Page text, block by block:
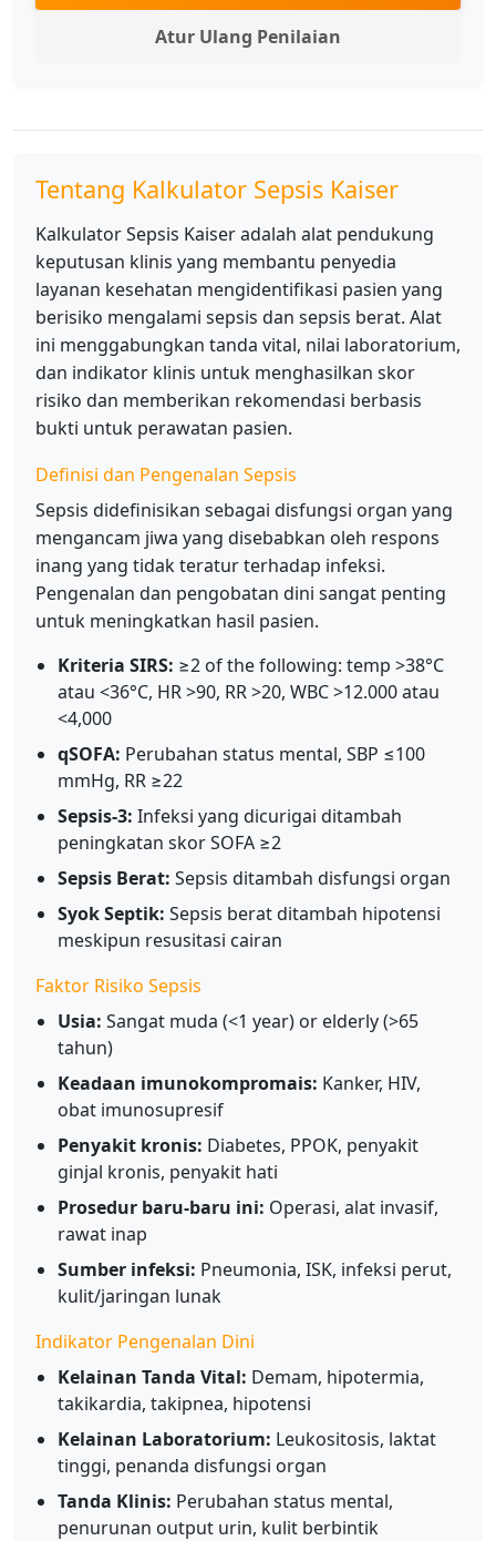
Atur Ulang Penilaian
Tentang Kalkulator Sepsis Kaiser
Kalkulator Sepsis Kaiser adalah alat pendukung
keputusan klinis yang membantu penyedia
layanan kesehatan mengidentifikasi pasien yang
berisiko mengalami sepsis dan sepsis berat. Alat
ini menggabungkan tanda vital, nilai laboratorium,
dan indikator klinis untuk menghasilkan skor
risiko dan memberikan rekomendasi berbasis
bukti untuk perawatan pasien.
Definisi dan Pengenalan Sepsis
Sepsis didefinisikan sebagai disfungsi organ yang
mengancam jiwa yang disebabkan oleh respons
inang yang tidak teratur terhadap infeksi.
Pengenalan dan pengobatan dini sangat penting
untuk meningkatkan hasil pasien.
Kriteria SIRS: ≥2 of the following: temp >38°C
atau <36°C, HR >90, RR >20, WBC >12.000 atau
<4,000
qSOFA: Perubahan status mental, SBP ≤100
mmHg, RR ≥22
Sepsis-3: Infeksi yang dicurigai ditambah
peningkatan skor SOFA ≥2
Sepsis Berat: Sepsis ditambah disfungsi organ
Syok Septik: Sepsis berat ditambah hipotensi
meskipun resusitasi cairan
Faktor Risiko Sepsis
Usia: Sangat muda (<1 year) or elderly (>65
tahun)
Keadaan imunokompromais: Kanker, HIV,
obat imunosupresif
Penyakit kronis: Diabetes, PPOK, penyakit
ginjal kronis, penyakit hati
Prosedur baru-baru ini: Operasi, alat invasif,
rawat inap
Sumber infeksi: Pneumonia, ISK, infeksi perut,
kulit/jaringan lunak
Indikator Pengenalan Dini
Kelainan Tanda Vital: Demam, hipotermia,
takikardia, takipnea, hipotensi
Kelainan Laboratorium: Leukositosis, laktat
tinggi, penanda disfungsi organ
Tanda Klinis: Perubahan status mental,
penurunan output urin, kulit berbintik